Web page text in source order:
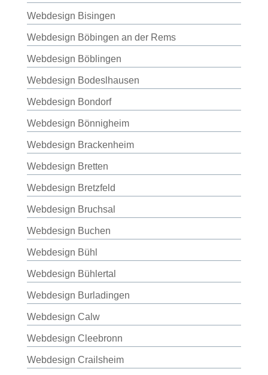
Webdesign Bisingen
Webdesign Böbingen an der Rems
Webdesign Böblingen
Webdesign Bodeslhausen
Webdesign Bondorf
Webdesign Bönnigheim
Webdesign Brackenheim
Webdesign Bretten
Webdesign Bretzfeld
Webdesign Bruchsal
Webdesign Buchen
Webdesign Bühl
Webdesign Bühlertal
Webdesign Burladingen
Webdesign Calw
Webdesign Cleebronn
Webdesign Crailsheim